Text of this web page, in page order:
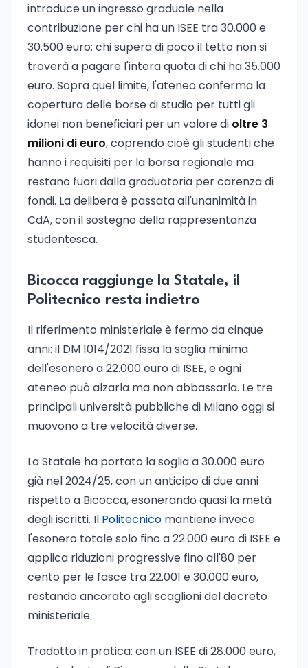
introduce un ingresso graduale nella
contribuzione per chi ha un ISEE tra 30.000 e
30.500 euro: chi supera di poco il tetto non si
troverà a pagare l'intera quota di chi ha 35.000
euro. Sopra quel limite, l'ateneo conferma la
copertura delle borse di studio per tutti gli
idonei non beneficiari per un valore di oltre 3
milioni di euro, coprendo cioè gli studenti che
hanno i requisiti per la borsa regionale ma
restano fuori dalla graduatoria per carenza di
fondi. La delibera è passata all'unanimità in
CdA, con il sostegno della rappresentanza
studentesca.
Bicocca raggiunge la Statale, il
Politecnico resta indietro
Il riferimento ministeriale è fermo da cinque
anni: il DM 1014/2021 fissa la soglia minima
dell'esonero a 22.000 euro di ISEE, e ogni
ateneo può alzarla ma non abbassarla. Le tre
principali università pubbliche di Milano oggi si
muovono a tre velocità diverse.
La Statale ha portato la soglia a 30.000 euro
già nel 2024/25, con un anticipo di due anni
rispetto a Bicocca, esonerando quasi la metà
degli iscritti. Il Politecnico mantiene invece
l'esonero totale solo fino a 22.000 euro di ISEE e
applica riduzioni progressive fino all'80 per
cento per le fasce tra 22.001 e 30.000 euro,
restando ancorato agli scaglioni del decreto
ministeriale.
Tradotto in pratica: con un ISEE di 28.000 euro,